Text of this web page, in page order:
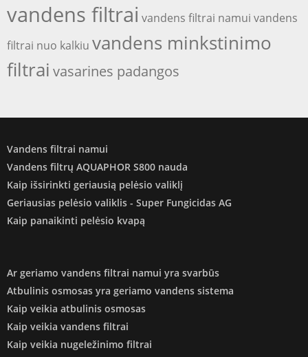
vandens filtrai vandens filtrai namui vandens
filtrai nuo kalkiu vandens minkstinimo
filtrai vasarines padangos
Vandens filtrai namui
Vandens filtrų AQUAPHOR S800 nauda
Kaip išsirinkti geriausią pelėsio valiklį
Geriausias pelėsio valiklis - Super Fungicidas AG
Kaip panaikinti pelėsio kvapą
Ar geriamo vandens filtrai namui yra svarbūs
Atbulinis osmosas yra geriamo vandens sistema
Kaip veikia atbulinis osmosas
Kaip veikia vandens filtrai
Kaip veikia nugeležinimo filtrai